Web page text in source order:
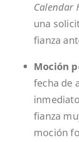
Calendar
una
fianza
Moción
fecha de
fianza
moción